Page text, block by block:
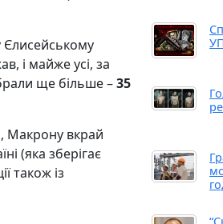
Єлисейському
і майже усі, за
ще більше –35
Макрону вкрай
(яка зберігає
також із